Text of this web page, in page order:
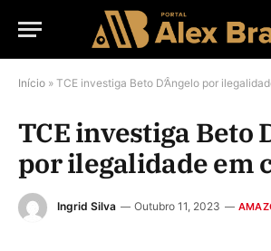
Início » TCE investiga Beto D’Ângelo por
TCE investiga Beto
por ilegalidade em
Ingrid Silva Outubro 11, 2023